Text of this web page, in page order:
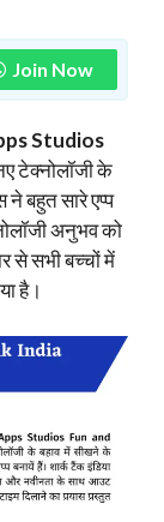
Join Now
Studios
टेक्नोलॉजी के
बहुत सारे एप्प
अनुभव को
से सभी बच्चों में
है।